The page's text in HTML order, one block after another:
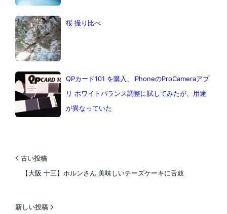
桜 撮り比べ
QPカード101 を購入、iPhoneのProCameraアプ
リ ホワイトバランス調整に試してみたが、用途
が異なっていた
古い投稿
【大阪 十三】ホルンさん 美味しいチーズケーキに舌鼓
新しい投稿